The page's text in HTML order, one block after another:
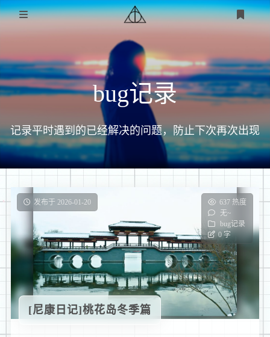
首页
关于
友情链接
技术
bug记录
技术分享
课设记录
娱乐
壁纸分享
登录
bug记录
记录平时遇到的已经解决的问题，防止下次再次出现
发布于 2026-01-20
637 热度
无~
bug记录
0 字
[尼康日记]桃花岛冬季篇